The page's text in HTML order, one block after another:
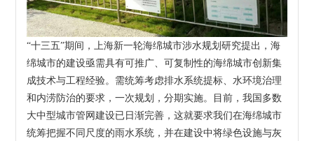
“十三五”期间，上海新一轮海绵城市涉水规划研究提出，海
绵城市的建设亟需具有可推广、可复制性的海绵城市创新集
成技术与工程经验。需统筹考虑排水系统提标、水环境治理
和内涝防治的要求，一次规划，分期实施。目前，我国多数
大中型城市管网建设已日渐完善，这就要求我们在海绵城市
统筹把握不同尺度的雨水系统，并在建设中将绿色设施与灰